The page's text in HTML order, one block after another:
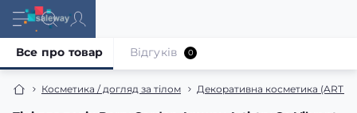
Косметика / догляд за тілом Декоративна косметика
Все про товар Відгуків 0